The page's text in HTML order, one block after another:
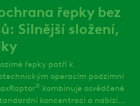
řepky bez
Silnější složení,
řepky patří k
operacím podzimní
® kombinuje osvědčené
koncentraci a nabízí...